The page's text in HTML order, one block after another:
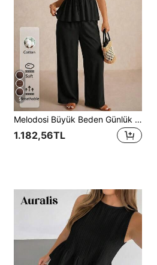
5
Melodosi Büyük Beden Günlük Tatil Konforu Kumaş Kolsuz A Kesim Fırfırlı Bluz ve Düz Paça Günlük Pantolon 2 Parça Takım, Yazlık Kıyafet
1.182,56TL